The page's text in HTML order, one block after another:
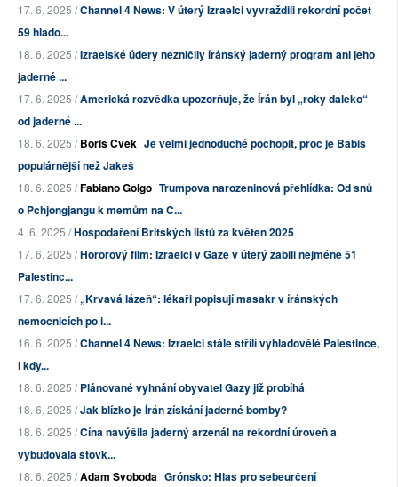
17. 6. 2025 /Channel 4 News: V úterý Izraelci vyvraždili rekordní počet
59 hlado...
18. 6. 2025 /Izraelské údery nezničily íránský jaderný program ani jeho
jaderné ...
17. 6. 2025 /Americká rozvědka upozorňuje, že Írán byl „roky daleko“
od jaderné ...
18. 6. 2025 /Boris Cvek Je velmi jednoduché pochopit, proč je Babiš
populárnější než Jakeš
18. 6. 2025 /Fabiano Golgo Trumpova narozeninová přehlídka: Od snů
o Pchjongjangu k memům na C...
4. 6. 2025 /Hospodaření Britských listů za květen 2025
17. 6. 2025 /Hororový film: Izraelci v Gaze v úterý zabili nejméně 51
Palestinc...
17. 6. 2025 /„Krvavá lázeň“: lékaři popisují masakr v íránských
nemocnicích po i...
16. 6. 2025 /Channel 4 News: Izraelci stále střílí vyhladovělé Palestince,
i kdy...
18. 6. 2025 /Plánované vyhnání obyvatel Gazy již probíhá
18. 6. 2025 /Jak blízko je Írán získání jaderné bomby?
18. 6. 2025 /Čína navýšila jaderný arzenál na rekordní úroveň a
vybudovala stovk...
18. 6. 2025 /Adam Svoboda Grónsko: Hlas pro sebeurčení